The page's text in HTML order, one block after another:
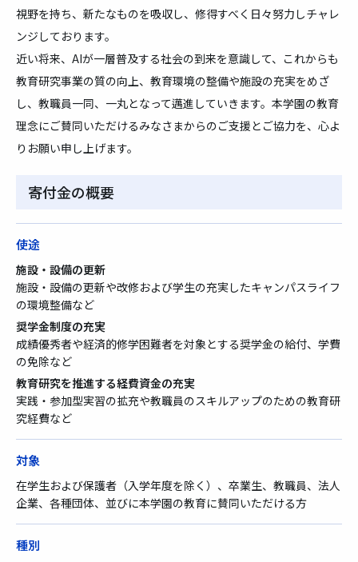
視野を持ち、新たなものを吸収し、修得すべく日々努力しチャレ
ンジしております。
近い将来、AIが一層普及する社会の到来を意識して、これからも
教育研究事業の質の向上、教育環境の整備や施設の充実をめざ
し、教職員一同、一丸となって邁進していきます。本学園の教育
理念にご賛同いただけるみなさまからのご支援とご協力を、心よ
りお願い申し上げます。
寄付金の概要
使途
施設・設備の更新
施設・設備の更新や改修および学生の充実したキャンパスライフ
の環境整備など
奨学金制度の充実
成績優秀者や経済的修学困難者を対象とする奨学金の給付、学費
の免除など
教育研究を推進する経費資金の充実
実践・参加型実習の拡充や教職員のスキルアップのための教育研
究経費など
対象
在学生および保護者（入学年度を除く）、卒業生、教職員、法人
企業、各種団体、並びに本学園の教育に賛同いただける方
種別